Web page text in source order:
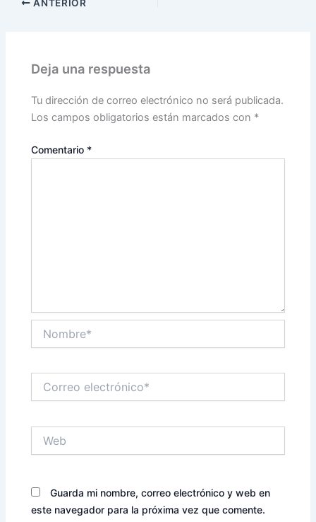
ANTERIOR
Deja una respuesta
Tu dirección de correo electrónico no será publicada.
Los campos obligatorios están marcados con *
Comentario *
electrónico*
Guarda mi nombre, correo electrónico y web en
este navegador para la próxima vez que comente.